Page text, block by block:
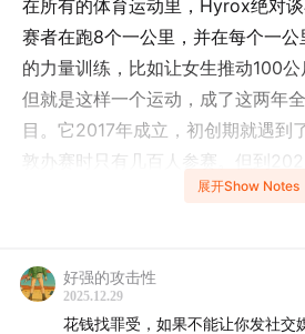
在所有的体育运动里，Hyrox绝对
赛者在跑8个一公里，并在每个一
的力量训练，比如让女生推动100公
但就是这样一个运动，成了这两年
目。它2017年成立，初创期就遇到
敦办赛时只有几百人参赛。但到
经达到了3.4万人，和一场城市马拉
人们会用很多词来形容Hyrox，心
肌肉盛宴、大型荷尔蒙现场……它也
展开Show Notes
好强的攻击性
2025.12.29
花钱找罪受，如果不能让你发社交